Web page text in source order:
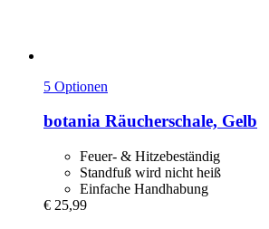
5 Optionen
botania Räucherschale, Gelb
Feuer- & Hitzebeständig
Standfuß wird nicht heiß
Einfache Handhabung
€ 25,99